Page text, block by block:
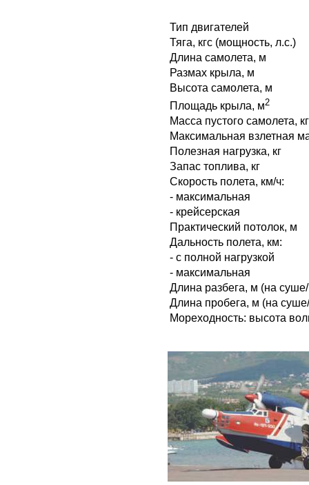
Тип двигателей
Тяга, кгс (мощность, л.с.)
Длина самолета, м
Размах крыла, м
Высота самолета, м
Площадь крыла, м2
Масса пустого самолета, кг
Максимальная взлетная
Полезная нагрузка, кг
Запас топлива, кг
Скорость полета, км/ч:
- максимальная
- крейсерская
Практический потолок, м
Дальность полета, км:
- с полной нагрузкой
- максимальная
Длина разбега, м (на
Длина пробега, м (на
Мореходность: высота